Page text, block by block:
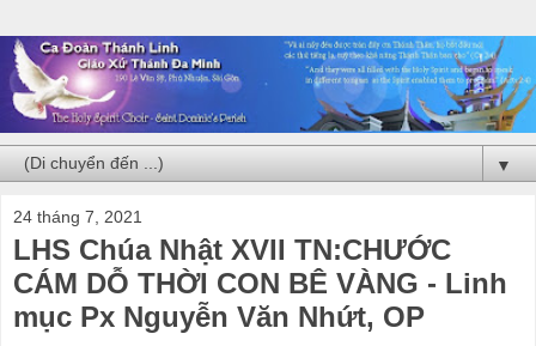
▼
24 tháng 7, 2021
LHS Chúa Nhật XVII TN:CHƯỚC
CÁM DỖ THỜI CON BÊ VÀNG - Linh
mục Px Nguyễn Văn Nhứt, OP